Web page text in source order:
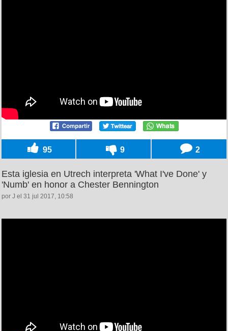
95 9 2
Esta iglesia en Utrech interpreta 'What I've Done' y
'Numb' en honor a Chester Bennington
por J el 31 jul 2017, 10:58